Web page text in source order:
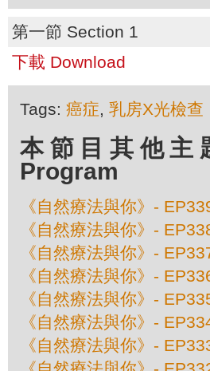
第一節 Section 1
下載 Download
Tags: 癌症, 乳房X光檢查
本節目其他主
Program
《自然療法與你》-
《自然療法與你》-
《自然療法與你》-
《自然療法與你》-
《自然療法與你》-
《自然療法與你》-
《自然療法與你》-